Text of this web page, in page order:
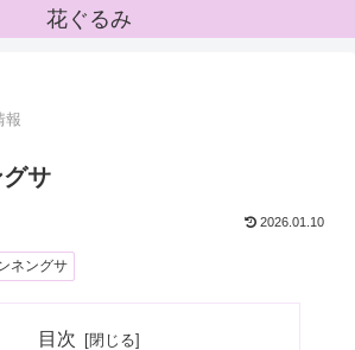
花ぐるみ
報
サ
2026.01.10
ネングサ
目次